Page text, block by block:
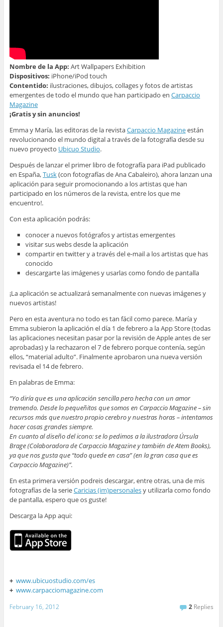
Nombre de la App: Art Wallpapers Exhibition
Dispositivos: iPhone/iPod touch
Contentido: ilustraciones, dibujos, collages y fotos de artistas
emergentes de todo el mundo que han participado en Carpaccio
Magazine
¡Gratis y sin anuncios!
Emma y María, las editoras de la revistaCarpaccio Magazineestán
revolucionando el mundo digital a través de la fotografía desde su
nuevo proyecto Ubicuo Studio.
Después de lanzar el primer libro de fotografía para iPad publicado
en España,Tusk(con fotografías de Ana Cabaleiro), ahora lanzan una
aplicación para seguir promocionando a los artistas que han
participado en los números de la revista, entre los que me
encuentro!.
Con esta aplicación podrás:
conocer a nuevos fotógrafos y artistas emergentes
visitar sus webs desde la aplicación
compartir en twitter y a través del e-mail a los artistas que has
conocido
descargarte las imágenes y usarlas como fondo de pantalla
¡La aplicación se actualizará semanalmente con nuevas imágenes y
nuevos artistas!
Pero en esta aventura no todo es tan fácil como parece. María y
Emma subieron la aplicación el día 1 de febrero a la App Store (todas
las aplicaciones necesitan pasar por la revisión de Apple antes de ser
aprobadas) y la rechazaron el 7 de febrero porque contenía, según
ellos, “material adulto”. Finalmente aprobaron una nueva versión
revisada el 14 de febrero.
En palabras de Emma:
“Yo diría que es una aplicación sencilla pero hecha con un amor
tremendo. Desde lo pequeñitos que somos en Carpaccio Magazine – sin
recursos más que nuestro propio cerebro y nuestras horas – intentamos
hacer cosas grandes siempre.
En cuanto al diseño del icono: se lo pedimos a la ilustradora Úrsula
Brage (Colaboradora de Carpaccio Magazine y también de Atem Books),
ya que nos gusta que “todo quede en casa” (en la gran casa que es
Carpaccio Magazine)”.
En esta primera versión podreis descargar, entre otras, una de mis
fotografías de la serieCaricias (im)personalesy utilizarla como fondo
de pantalla, espero que os guste!
Descarga la App aqui:
+ www.ubicuostudio.com/es
+ www.carpacciomagazine.com
February 16, 2012 2 Replies